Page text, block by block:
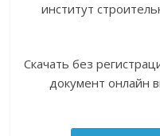
институт
Скачать без
документ онлайн